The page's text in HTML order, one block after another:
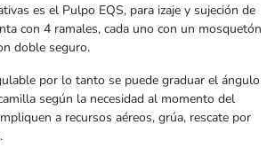
es el Pulpo EQS, para izaje y sujeción de
con 4 ramales, cada uno con un mosquetón
doble seguro.
por lo tanto se puede graduar el ángulo
según la necesidad al momento del
a recursos aéreos, grúa, rescate por